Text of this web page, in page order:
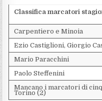
Classifica marcatori
Carpentiero e Minoia
Ezio Castiglioni, Giorgio
Mario Paracchini
Paolo Steffenini
Mancano i marcatori di
Torino (2)